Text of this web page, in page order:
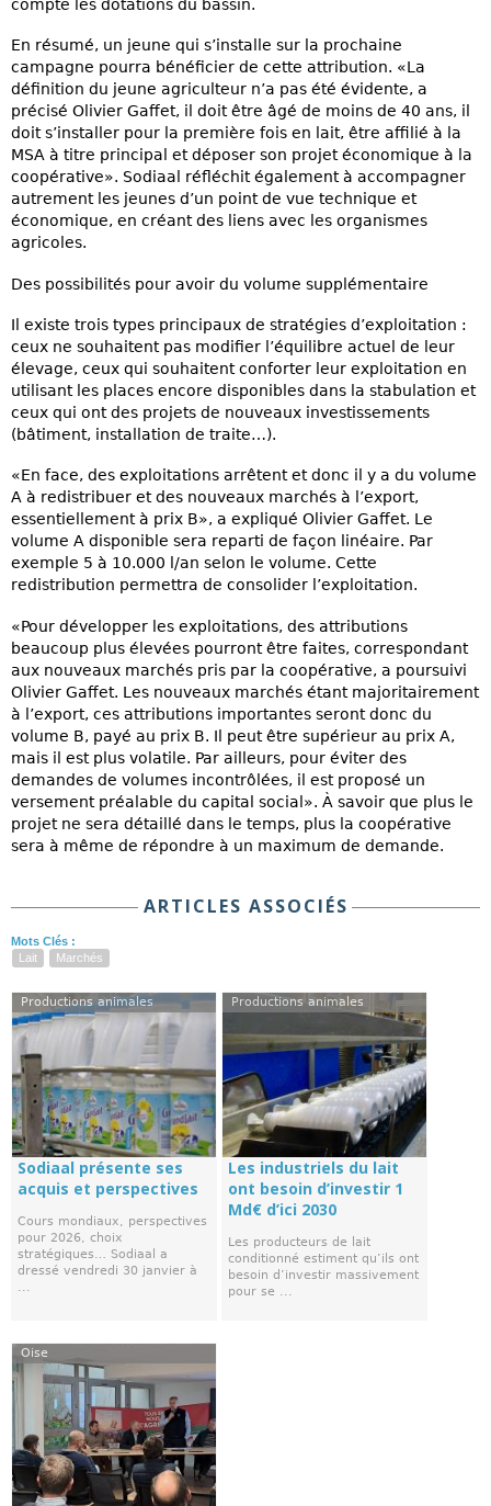
compte les dotations du bassin.
En résumé, un jeune qui s’installe sur la prochaine
campagne pourra bénéficier de cette attribution. «La
définition du jeune agriculteur n’a pas été évidente, a
précisé Olivier Gaffet, il doit être âgé de moins de 40 ans, il
doit s’installer pour la première fois en lait, être affilié à la
MSA à titre principal et déposer son projet économique à la
coopérative». Sodiaal réfléchit également à accompagner
autrement les jeunes d’un point de vue technique et
économique, en créant des liens avec les organismes
agricoles.
Des possibilités pour avoir du volume supplémentaire
Il existe trois types principaux de stratégies d’exploitation :
ceux ne souhaitent pas modifier l’équilibre actuel de leur
élevage, ceux qui souhaitent conforter leur exploitation en
utilisant les places encore disponibles dans la stabulation et
ceux qui ont des projets de nouveaux investissements
(bâtiment, installation de traite…).
«En face, des exploitations arrêtent et donc il y a du volume
A à redistribuer et des nouveaux marchés à l’export,
essentiellement à prix B», a expliqué Olivier Gaffet. Le
volume A disponible sera reparti de façon linéaire. Par
exemple 5 à 10.000 l/an selon le volume. Cette
redistribution permettra de consolider l’exploitation.
«Pour développer les exploitations, des attributions
beaucoup plus élevées pourront être faites, correspondant
aux nouveaux marchés pris par la coopérative, a poursuivi
Olivier Gaffet. Les nouveaux marchés étant majoritairement
à l’export, ces attributions importantes seront donc du
volume B, payé au prix B. Il peut être supérieur au prix A,
mais il est plus volatile. Par ailleurs, pour éviter des
demandes de volumes incontrôlées, il est proposé un
versement préalable du capital social». À savoir que plus le
projet ne sera détaillé dans le temps, plus la coopérative
sera à même de répondre à un maximum de demande.
ARTICLES ASSOCIÉS
Mots Clés :
Lait
Marchés
Productions animales
Sodiaal présente ses
acquis et perspectives
Cours mondiaux, perspectives
pour 2026, choix
stratégiques… Sodiaal a
dressé vendredi 30 janvier à
...
Productions animales
Les industriels du lait
ont besoin d’investir 1
Md€ d’ici 2030
Les producteurs de lait
conditionné estiment qu’ils ont
besoin d’investir massivement
pour se ...
Oise